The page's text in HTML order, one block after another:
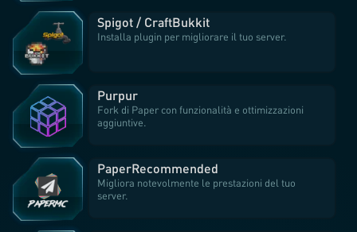
Spigot / CraftBukkit
Installa plugin per migliorare il tuo server.
Purpur
Fork di Paper con funzionalità e ottimizzazioni
aggiuntive.
PaperRecommended
Migliora notevolmente le prestazioni del tuo
server.